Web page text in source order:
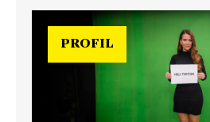
PROFIL